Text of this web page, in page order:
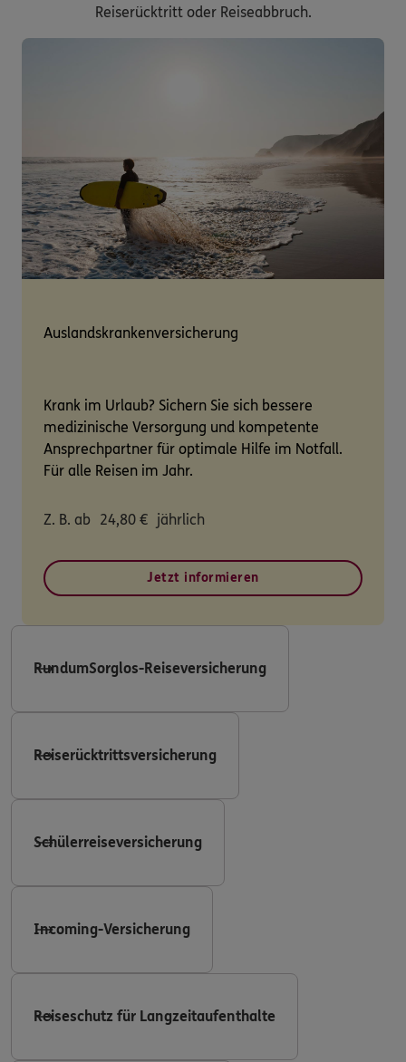
Reiserücktritt oder Reiseabbruch.
Auslandskrankenversicherung
Krank im Urlaub? Sichern Sie sich bessere
medizinische Versorgung und kompetente
Ansprechpartner für optimale Hilfe im Notfall.
Für alle Reisen im Jahr.
Z. B. ab 24,80 € jährlich
Jetzt informieren
RundumSorglos-Reiseversicherung
Reiserücktrittsversicherung
Schülerreiseversicherung
Incoming-Versicherung
Reiseschutz für Langzeitaufenthalte